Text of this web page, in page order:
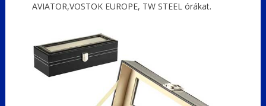
AVIATOR,VOSTOK EUROPE, TW STEEL órákat.